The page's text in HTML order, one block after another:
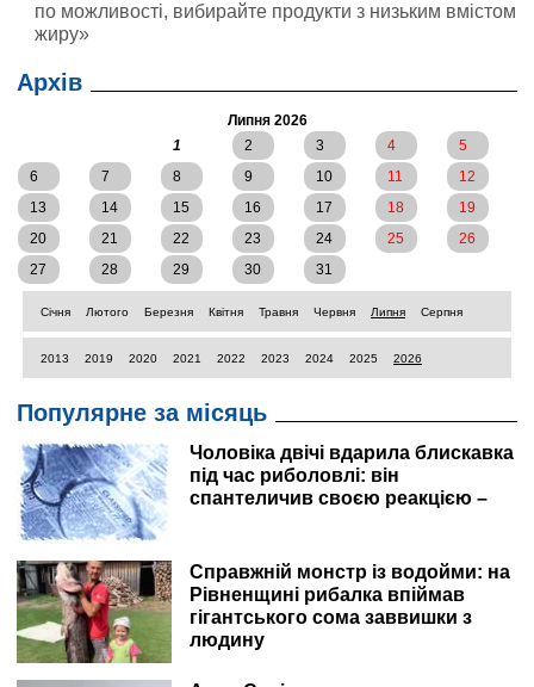
по можливості, вибирайте продукти з низьким вмістом
жиру»
Архів
Липня 2026
1
2 3 4
5
6
7 8 9 10 11
12
13
14 15 16 17 18
19
20
21 22 23 24 25
26
27
28 29 30 31
Січня Лютого Березня Квітня Травня Червня Липня Серпня
2013 2019 2020 2021 2022 2023 2024 2025 2026
Популярне за місяць
Чоловіка двічі вдарила блискавка
під час риболовлі: він
спантеличив своєю реакцією –
Справжній монстр із водойми: на
Рівненщині рибалка впіймав
гігантського сома заввишки з
людину